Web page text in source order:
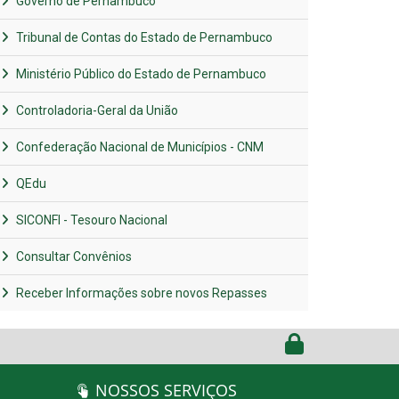
Tribunal de Contas do Estado de Pernambuco
Ministério Público do Estado de Pernambuco
Controladoria-Geral da União
Confederação Nacional de Municípios - CNM
QEdu
SICONFI - Tesouro Nacional
Consultar Convênios
Receber Informações sobre novos Repasses
NOSSOS SERVIÇOS